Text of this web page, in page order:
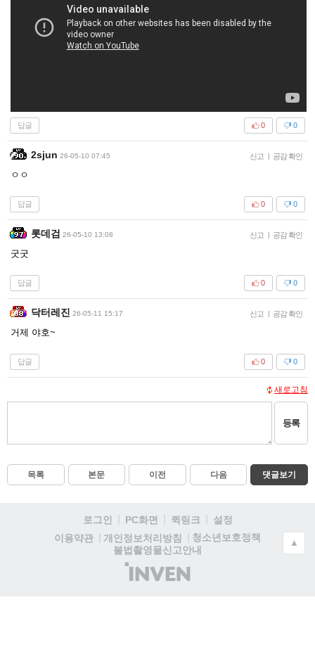
답글 0
0
2sjun 26-05-10 07:45 신고 | 공감 확인
ㅇㅇ
답글 0
0
롯데검 26-05-10 13:08 신고 | 공감 확인
굿굿
답글 0
0
닥터레진 26-05-11 15:17 신고 | 공감 확인
거제 야호~
답글 0
0
새로고침
등록
목록 본문 이전 다음 댓글보기
로그인 PC화면 퀵링크
설정
이용약관
개인정보처리방침
청소년보호정책
불법촬영물신고안내
(주)
인
▲